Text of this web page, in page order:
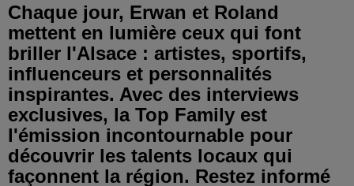
Chaque jour, Erwan et Roland
mettent en lumière ceux qui font
briller l'Alsace : artistes, sportifs,
influenceurs et personnalités
inspirantes. Avec des interviews
exclusives, la Top Family est
l'émission incontournable pour
découvrir les talents locaux qui
façonnent la région. Restez informé